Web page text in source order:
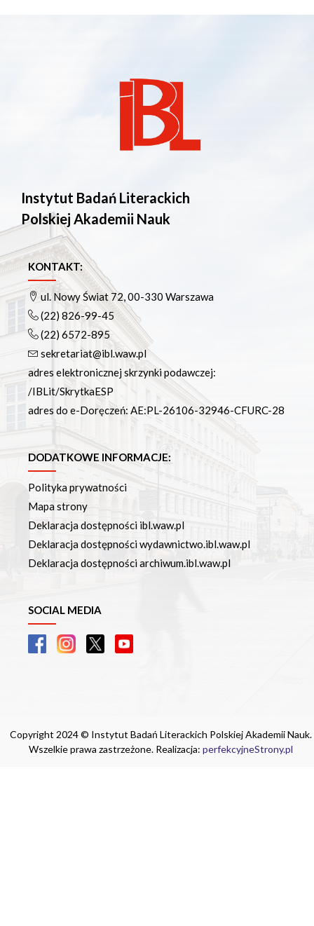
Instytut Badań Literackich
Polskiej Akademii Nauk
KONTAKT:
ul. Nowy Świat 72, 00-330 Warszawa
(22) 826-99-45
(22) 6572-895
sekretariat@ibl.waw.pl
adres elektronicznej skrzynki podawczej:
/IBLit/SkrytkaESP
adres do e-Doręczeń: AE:PL-26106-32946-CFURC-28
DODATKOWE INFORMACJE:
Polityka prywatności
Mapa strony
Deklaracja dostępności ibl.waw.pl
Deklaracja dostępności wydawnictwo.ibl.waw.pl
Deklaracja dostępności archiwum.ibl.waw.pl
SOCIAL MEDIA
Copyright 2024 © Instytut Badań Literackich Polskiej Akademii Nauk.
Wszelkie prawa zastrzeżone. Realizacja: perfekcyjneStrony.pl